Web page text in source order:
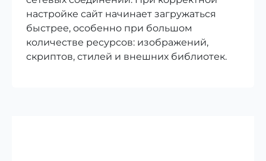
настройке сайт начинает загружаться
быстрее, особенно при большом
количестве ресурсов: изображений,
скриптов, стилей и внешних библиотек.